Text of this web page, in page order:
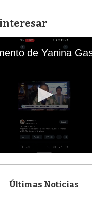
Últimas Noticias